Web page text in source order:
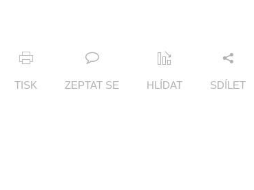
TISK ZEPTAT SE HLÍDAT SDÍLET